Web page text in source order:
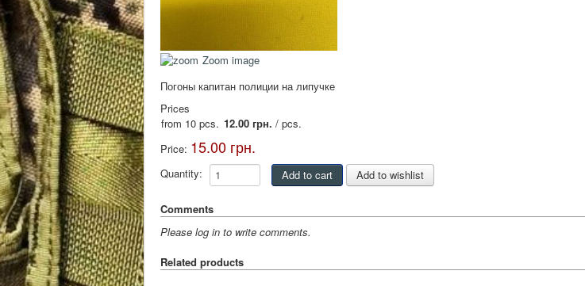
Zoom image
Погоны капитан полиции на липучке
Prices
from 10 pcs. 12.00 грн. / pcs.
Price: 15.00 грн.
Quantity:
Comments
Please log in to write comments.
Related products